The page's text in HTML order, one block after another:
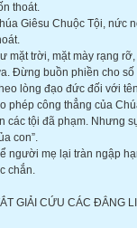
thoát.
Giêsu Chuộc Tội, nức
mặt trời, mặt mày rạng
Đừng buồn phiền cho
lòng đạo đức đối với
phép công thẳng của
các tội đã phạm. Nhưng
con”.
người mẹ lại tràn ngập
chắn.
GIẢI CỨU CÁC ĐẲNG